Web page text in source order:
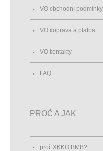
VO obchodní podmínky
VO doprava a platba
VO kontakty
FAQ
PROČ A JAK
proč XKKO BMB?